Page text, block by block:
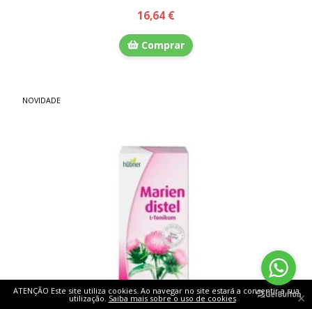
16,64 €
Comprar
NOVIDADE
ATENÇÃO Este site utiliza cookies. Ao navegar no site estará a consentir a sua
utilização. Saiba mais sobre o uso de cookies ×